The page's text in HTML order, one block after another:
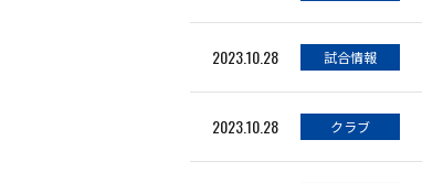
2023.10.28 試合情報
2023.10.28 クラブ